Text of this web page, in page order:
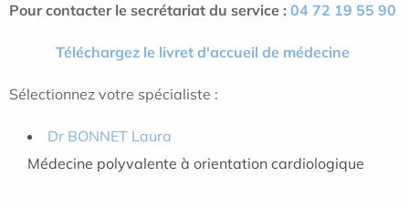
Pour contacter le secrétariat du service : 04 72 19 55 90
Téléchargez le livret d'accueil de médecine
Sélectionnez votre spécialiste :
Dr BONNET Laura
Médecine polyvalente à orientation cardiologique